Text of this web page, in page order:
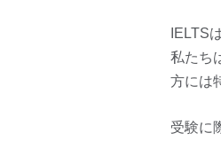
IELTS
私たち
方には
受験に